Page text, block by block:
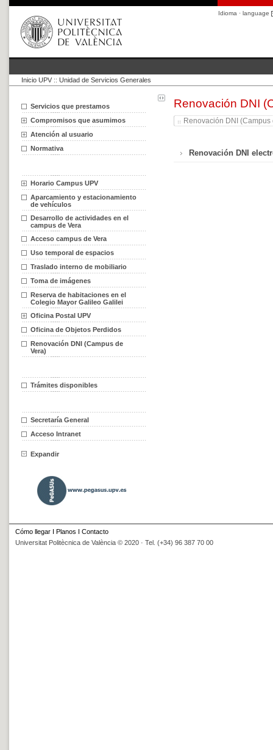
Idioma · language
Inicio UPV :: Unidad de Servicios Generales
Servicios que prestamos
Compromisos que asumimos
Atención al usuario
Normativa
Horario Campus UPV
Aparcamiento y estacionamiento
de vehículos
Desarrollo de actividades en el
campus de Vera
Acceso campus de Vera
Uso temporal de espacios
Traslado interno de mobiliario
Toma de imágenes
Reserva de habitaciones en el
Colegio Mayor Galileo Galilei
Oficina Postal UPV
Oficina de Objetos Perdidos
Renovación DNI (Campus de
Vera)
Trámites disponibles
Secretaría General
Acceso Intranet
Expandir
Renovación DNI
Renovación DNI (Campus
Renovación DNI
Cómo llegar I Planos I Contacto
Universitat Politècnica de València © 2020 · Tel. (+34) 96 387 70 00